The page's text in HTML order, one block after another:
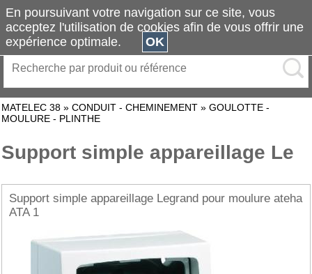
MATELEC 38 » CONDUIT - CHEMINEMENT » GOULOTTE -
MOULURE - PLINTHE
Support simple appareillage Le
Support simple appareillage Legrand pour moulure ateha
ATA 1
En poursuivant votre navigation sur ce site, vous
acceptez l'utilisation de cookies afin de vous offrir une
expérience optimale.
OK